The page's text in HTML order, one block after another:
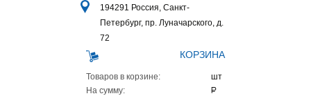
194291 Россия, Санкт-
Петербург, пр. Луначарского, д.
72
КОРЗИНА
Товаров в корзине:
На сумму: